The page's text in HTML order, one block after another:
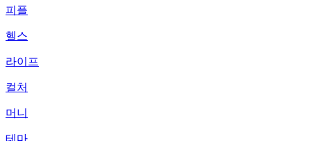
피플
헬스
라이프
컬처
머니